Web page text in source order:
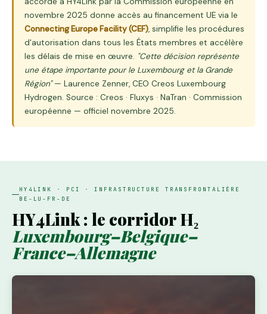
novembre 2025 donne accès au financement UE via le
Connecting Europe Facility (CEF), simplifie les procédures
d'autorisation dans tous les États membres et accélère
les délais de mise en œuvre. "Cette décision représente
une étape importante pour le Luxembourg et la Grande
Région"— Laurence Zenner, CEO Creos Luxembourg
Hydrogen. Source : Creos · Fluxys · NaTran · Commission
européenne — officiel novembre 2025.
HY4LINK · PCI · INFRASTRUCTURE TRANSFRONTALIÈRE
BE-LU-FR-DE
HY4Link : le corridor H₂
Luxembourg–Belgique–
France–Allemagne